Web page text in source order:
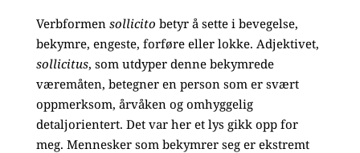
Verbformen sollicito betyr å sette i bevegelse,
bekymre, engeste, forføre eller lokke. Adjektivet,
sollicitus, som utdyper denne bekymrede
væremåten, betegner en person som er svært
oppmerksom, årvåken og omhyggelig
detaljorientert. Det var her et lys gikk opp for
meg. Mennesker som bekymrer seg er ekstremt